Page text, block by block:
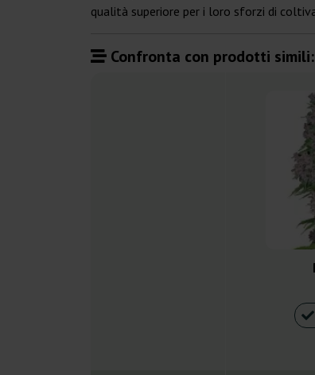
qualità superiore per i loro sforzi di
Confronta con prodotti simili: